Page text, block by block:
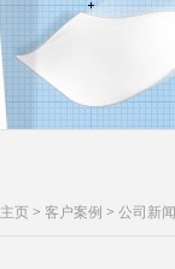
主页 > 客户案例 > 公司新闻